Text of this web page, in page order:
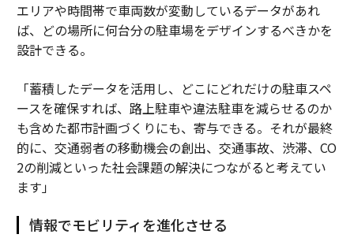
エリアや時間帯で車両数が変動しているデータがあれ
ば、どの場所に何台分の駐車場をデザインするべきかを
設計できる。
「蓄積したデータを活用し、どこにどれだけの駐車スペ
ースを確保すれば、路上駐車や違法駐車を減らせるのか
も含めた都市計画づくりにも、寄与できる。それが最終
的に、交通弱者の移動機会の創出、交通事故、渋滞、CO
2の削減といった社会課題の解決につながると考えてい
ます」
情報でモビリティを進化させる